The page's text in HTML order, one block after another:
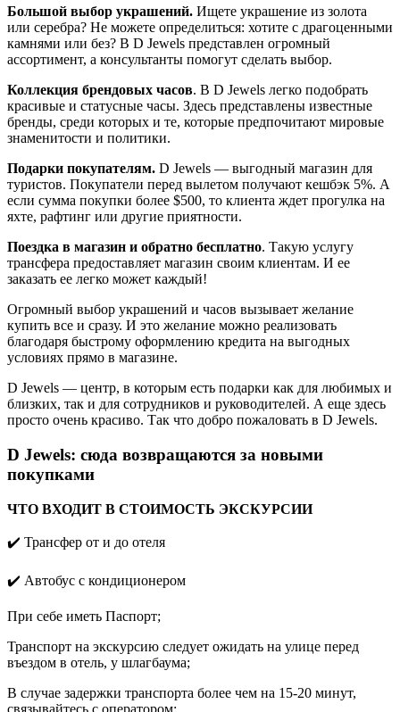
Большой выбор украшений. Ищете украшение из золота
или серебра? Не можете определиться: хотите с драгоценными
камнями или без? В D Jewels представлен огромный
ассортимент, а консультанты помогут сделать выбор.
Коллекция брендовых часов. В D Jewels легко подобрать
красивые и статусные часы. Здесь представлены известные
бренды, среди которых и те, которые предпочитают мировые
знаменитости и политики.
Подарки покупателям. D Jewels ― выгодный магазин для
туристов. Покупатели перед вылетом получают кешбэк 5%. А
если сумма покупки более $500, то клиента ждет прогулка на
яхте, рафтинг или другие приятности.
Поездка в магазин и обратно бесплатно. Такую услугу
трансфера предоставляет магазин своим клиентам. И ее
заказать ее легко может каждый!
Огромный выбор украшений и часов вызывает желание
купить все и сразу. И это желание можно реализовать
благодаря быстрому оформлению кредита на выгодных
условиях прямо в магазине.
D Jewels ― центр, в которым есть подарки как для любимых и
близких, так и для сотрудников и руководителей. А еще здесь
просто очень красиво. Так что добро пожаловать в D Jewels.
D Jewels: сюда возвращаются за новыми
покупками
ЧТО ВХОДИТ В СТОИМОСТЬ ЭКСКУРСИИ
✔️ Трансфер от и до отеля
✔️ Aвтобус с кондиционером
При себе иметь Паспорт;
Транспорт на экскурсию следует ожидать на улице перед
въездом в отель, у шлагбаума;
В случае задержки транспорта более чем на 15-20 минут,
связывайтесь с оператором;